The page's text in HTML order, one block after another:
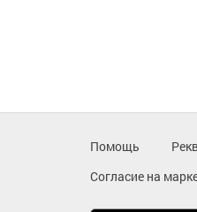
Помощь
Согласие на